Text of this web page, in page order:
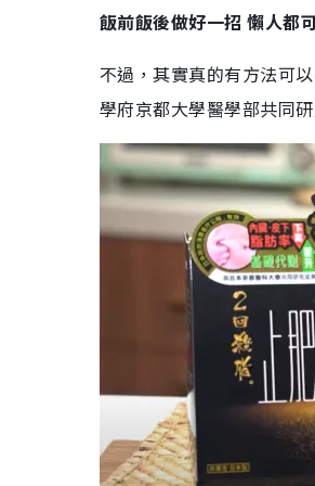
飯前飯後做好一招 懶人都
不過，其實真的有方法可
學府京都大學醫學部共同